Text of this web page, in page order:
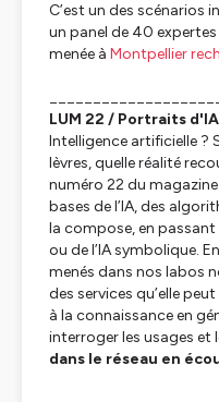
C’est un des scénarios
un panel de 40
menée à Montpellier
LUM 22 / Portraits d'IA
Intelligence artificielle ?
lèvres, quelle réalité
numéro 22 du
bases de l’IA, des
la compose, en passant
ou de l’IA symbolique.
menés dans nos labos
des services qu’elle
à la connaissance en
interroger les usages et
dans le réseau en